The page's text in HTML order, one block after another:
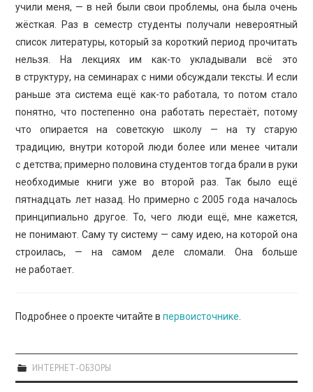
учили меня, — в ней были свои проблемы, она была очень
жёсткая. Раз в семестр студенты получали невероятный
список литературы, который за короткий период прочитать
нельзя. На лекциях им как-то укладывали всё это
в структуру, на семинарах с ними обсуждали тексты. И если
раньше эта система ещё как-то работала, то потом стало
понятно, что постепенно она работать перестаёт, потому
что опирается на советскую школу — на ту старую
традицию, внутри которой люди более или менее читали
с детства; примерно половина студентов тогда брали в руки
необходимые книги уже во второй раз. Так было ещё
пятнадцать лет назад. Но примерно с 2005 года началось
принципиально другое. То, чего люди ещё, мне кажется,
не понимают. Саму ту систему — саму идею, на которой она
строилась, — на самом деле сломали. Она больше
не работает.
Подробнее о проекте читайте впервоисточнике
ИНТЕРНЕТ-ОБЗОРЫ